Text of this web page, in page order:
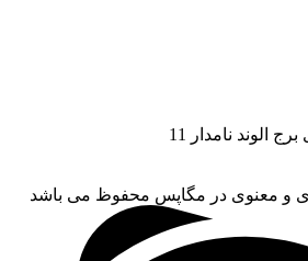
الوند نامدار 11
و معنوی در مگاپس محفوظ می باشد